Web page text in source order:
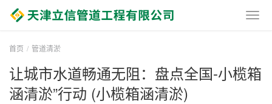
首页 管道清淤
让城市水道畅通无阻：盘点全国-小榄箱
涵清淤”行动 (小榄箱涵清淤)